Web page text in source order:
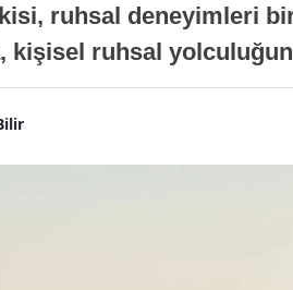
ruhsal deneyimleri
kişisel ruhsal yolculuğun